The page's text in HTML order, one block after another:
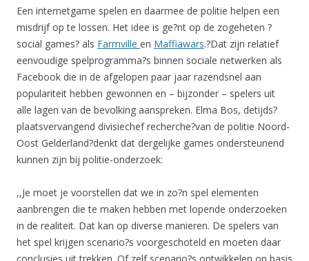
Een internetgame spelen en daarmee de politie helpen een
misdrijf op te lossen. Het idee is ge?nt op de zogeheten ?
social games? als Farmville en Maffiawars.?Dat zijn relatief
eenvoudige spelprogramma?s binnen sociale netwerken als
Facebook die in de afgelopen paar jaar razendsnel aan
populariteit hebben gewonnen en – bijzonder – spelers uit
alle lagen van de bevolking aanspreken. Elma Bos, detijds?
plaatsvervangend divisiechef recherche?van de politie Noord-
Oost Gelderland?denkt dat dergelijke games ondersteunend
kunnen zijn bij politie-onderzoek:
,,Je moet je voorstellen dat we in zo?n spel elementen
aanbrengen die te maken hebben met lopende onderzoeken
in de realiteit. Dat kan op diverse manieren. De spelers van
het spel krijgen scenario?s voorgeschoteld en moeten daar
conclusies uit trekken. Of zelf scenario?s ontwikkelen op basis